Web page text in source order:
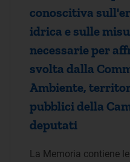
conoscitiva
idrica e sulle
necessarie per
svolta dalla
Ambiente,
pubblici della
deputati
La Memoria contiene